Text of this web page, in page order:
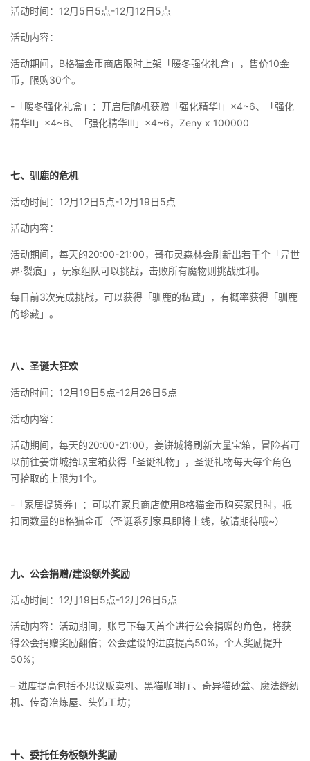
活动时间：12月5日5点-12月12日5点
活动内容：
活动期间，B格猫金币商店限时上架「暖冬强化礼盒」，售价10金
币，限购30个。
-「暖冬强化礼盒」：开启后随机获赠「强化精华Ⅰ」×4~6、「强化
精华Ⅱ」×4~6、「强化精华Ⅲ」×4~6，Zeny x 100000
七、驯鹿的危机
活动时间：12月12日5点-12月19日5点
活动内容：
活动期间，每天的20:00-21:00，哥布灵森林会刷新出若干个「异世
界·裂痕」，玩家组队可以挑战，击败所有魔物则挑战胜利。
每日前3次完成挑战，可以获得「驯鹿的私藏」，有概率获得「驯鹿
的珍藏」。
八、圣诞大狂欢
活动时间：12月19日5点-12月26日5点
活动内容：
活动期间，每天的20:00-21:00，姜饼城将刷新大量宝箱，冒险者可
以前往姜饼城拾取宝箱获得「圣诞礼物」，圣诞礼物每天每个角色
可拾取的上限为1个。
-「家居提货券」：可以在家具商店使用B格猫金币购买家具时，抵
扣同数量的B格猫金币（圣诞系列家具即将上线，敬请期待哦~）
九、公会捐赠/建设额外奖励
活动时间：12月19日5点-12月26日5点
活动内容：活动期间，账号下每天首个进行公会捐赠的角色，将获
得公会捐赠奖励翻倍；公会建设的进度提高50%，个人奖励提升
50%；
– 进度提高包括不思议贩卖机、黑猫咖啡厅、奇异猫砂盆、魔法缝纫
机、传奇冶炼屋、头饰工坊；
十、委托任务板额外奖励